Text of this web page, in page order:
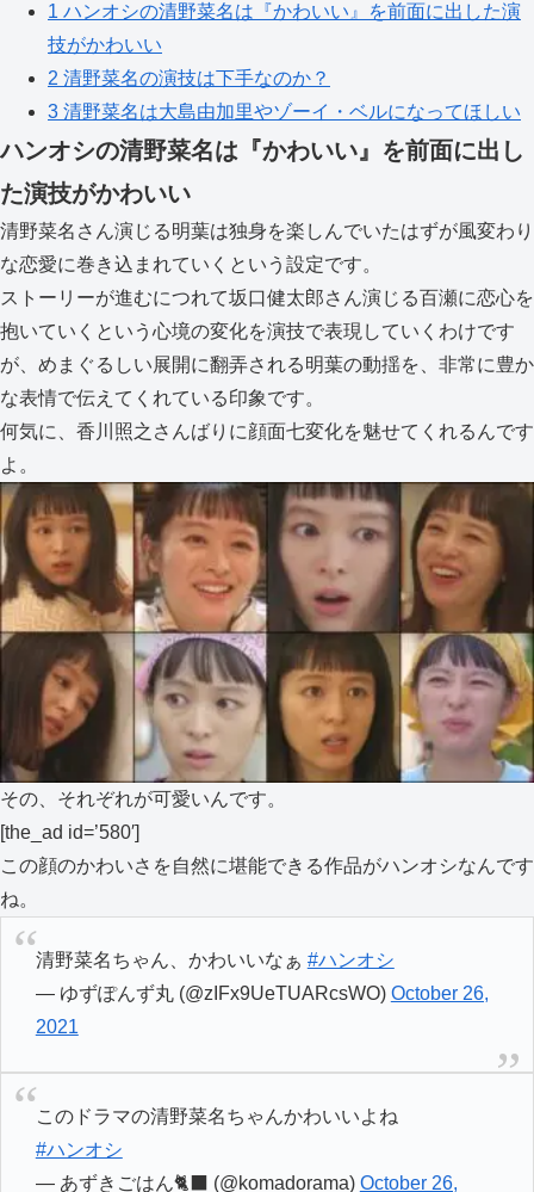
1 ハンオシの清野菜名は『かわいい』を前面に出した演
技がかわいい
2 清野菜名の演技は下手なのか？
3 清野菜名は大島由加里やゾーイ・ベルになってほしい
ハンオシの清野菜名は『かわいい』を前面に出し
た演技がかわいい
清野菜名さん演じる明葉は独身を楽しんでいたはずが風変わり
な恋愛に巻き込まれていくという設定です。
ストーリーが進むにつれて坂口健太郎さん演じる百瀬に恋心を
抱いていくという心境の変化を演技で表現していくわけです
が、めまぐるしい展開に翻弄される明葉の動揺を、非常に豊か
な表情で伝えてくれている印象です。
何気に、香川照之さんばりに顔面七変化を魅せてくれるんです
よ。
その、それぞれが可愛いんです。
[the_ad id=’580′]
この顔のかわいさを自然に堪能できる作品がハンオシなんです
ね。
清野菜名ちゃん、かわいいなぁ #ハンオシ
— ゆずぽんず丸 (@zIFx9UeTUARcsWO) October 26,
2021
このドラマの清野菜名ちゃんかわいいよね
#ハンオシ
— あずきごはん🐈‍⬛ (@komadorama) October 26,